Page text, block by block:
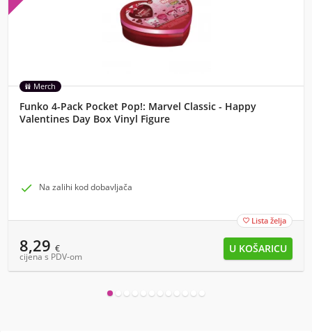
Merch
Funko 4-Pack Pocket Pop!: Marvel Classic - Happy
Valentines Day Box Vinyl Figure
 Na zalihi kod dobavljača
 Lista želja
8,29 €
cijena s PDV-om